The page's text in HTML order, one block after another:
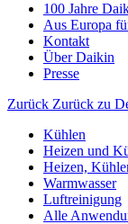
100 Jahre
Aus Europa
Kontakt
Über Daikin
Presse
Zurück Zurück zu
Kühlen
Heizen und
Heizen,
Warmwasser
Luftreinigung
Alle